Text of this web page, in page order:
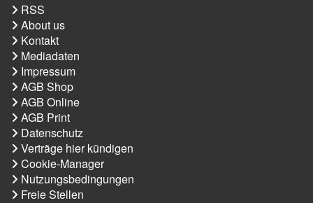
RSS
About us
Kontakt
Mediadaten
Impressum
AGB Shop
AGB Online
AGB Print
Datenschutz
Verträge hier kündigen
Cookie-Manager
Nutzungsbedingungen
Freie Stellen